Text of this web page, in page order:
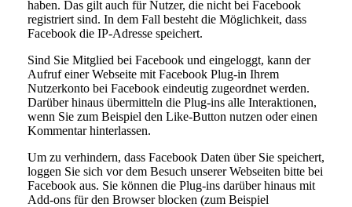
haben. Das gilt auch für Nutzer, die nicht bei Facebook
registriert sind. In dem Fall besteht die Möglichkeit, dass
Facebook die IP-Adresse speichert.
Sind Sie Mitglied bei Facebook und eingeloggt, kann der
Aufruf einer Webseite mit Facebook Plug-in Ihrem
Nutzerkonto bei Facebook eindeutig zugeordnet werden.
Darüber hinaus übermitteln die Plug-ins alle Interaktionen,
wenn Sie zum Beispiel den Like-Button nutzen oder einen
Kommentar hinterlassen.
Um zu verhindern, dass Facebook Daten über Sie speichert,
loggen Sie sich vor dem Besuch unserer Webseiten bitte bei
Facebook aus. Sie können die Plug-ins darüber hinaus mit
Add-ons für den Browser blocken (zum Beispiel